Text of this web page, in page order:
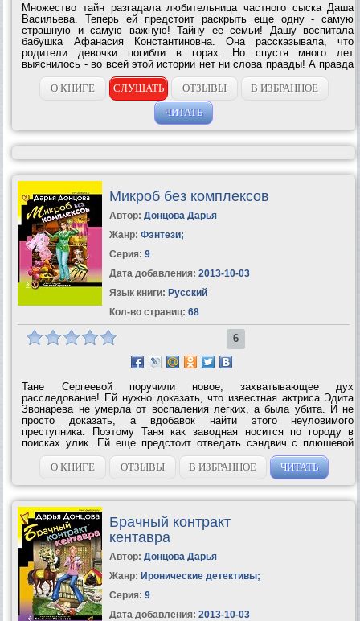
Множество тайн разгадала любительница частного сыска Даша
Васильева. Теперь ей предстоит раскрыть еще одну - самую
страшную и самую важную! Тайну ее семьи! Дашу воспитала
бабушка Афанасия Константиновна. Она рассказывала, что
родители девочки погибли в горах. Но спустя много лет
выяснилось - во всей этой истории нет ни слова правды! А правда
оказалась такой невероятной, что даже прошедшая огонь, воду и
медные трубы Даша Васильева...
О КНИГЕ СЛУШАТЬ ОТЗЫВЫ
В ИЗБРАННОЕ
ЧИТАТЬ
Микроб без комплексов
Автор: Донцова Дарья
Жанр: Фэнтези;
Серия: 9
Дата добавления: 2013-10-03
Язык книги: Русский
Кол-во страниц: 68
6
Тане Сергеевой поручили новое, захватывающее дух
расследование! Ей нужно доказать, что известная актриса Эдита
Звонарева не умерла от воспаления легких, а была убита. И не
просто доказать, а вдобавок найти этого неуловимого
преступника. Поэтому Таня как заводная носится по городу в
поисках улик. Ей еще предстоит отведать сэндвич с плюшевой
крысой, узнать, почему мгновенно вянут цветы и кто такой микроб
О КНИГЕ ОТЗЫВЫ В ИЗБРАННОЕ ЧИТАТЬ
Брачный контракт
кентавра
Автор: Донцова Дарья
Жанр: Иронические детективы;
Серия: 9
Дата добавления: 2013-10-03